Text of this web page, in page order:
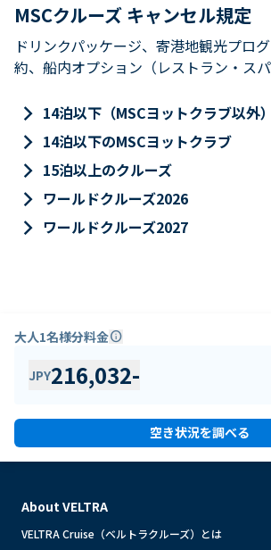
MSCクルーズ キャンセル規定
ドリンクパッケージ、寄港地観光プロ
約、船内オプション（レストラン・スパ
keyboard_arrow_right 14泊以下（MSCヨットクラブ以外）
keyboard_arrow_right 14泊以下のMSCヨットクラブ
keyboard_arrow_right 15泊以上のクルーズ
keyboard_arrow_right ワールドクルーズ2026
keyboard_arrow_right ワールドクルーズ2027
大人1名様分料金info
JPY216,032-
空き状況を調べる
About VELTRA
VELTRA Cruise（ベルトラクルーズ）とは